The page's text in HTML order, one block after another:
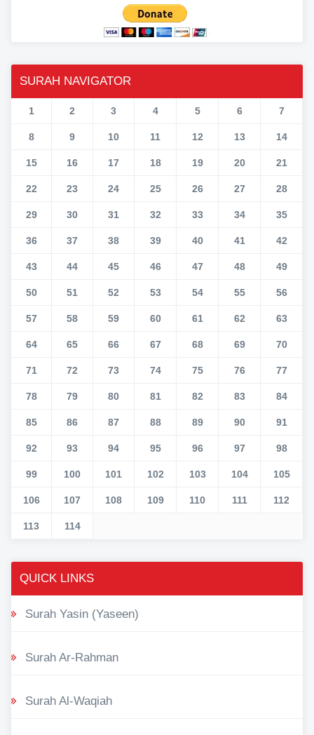
SURAH NAVIGATOR
1 2 3 4 5 6 7
8 9 10 11 12 13 14
15 16 17 18 19 20 21
22 23 24 25 26 27 28
29 30 31 32 33 34 35
36 37 38 39 40 41 42
43 44 45 46 47 48 49
50 51 52 53 54 55 56
57 58 59 60 61 62 63
64 65 66 67 68 69 70
71 72 73 74 75 76 77
78 79 80 81 82 83 84
85 86 87 88 89 90 91
92 93 94 95 96 97 98
99 100 101 102 103 104 105
106 107 108 109 110 111 112
113 114
QUICK LINKS
Surah Yasin (Yaseen)
Surah Ar-Rahman
Surah Al-Waqiah